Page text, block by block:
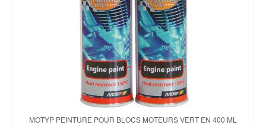
MOTYP PEINTURE POUR BLOCS MOTEURS VERT EN 400 ML